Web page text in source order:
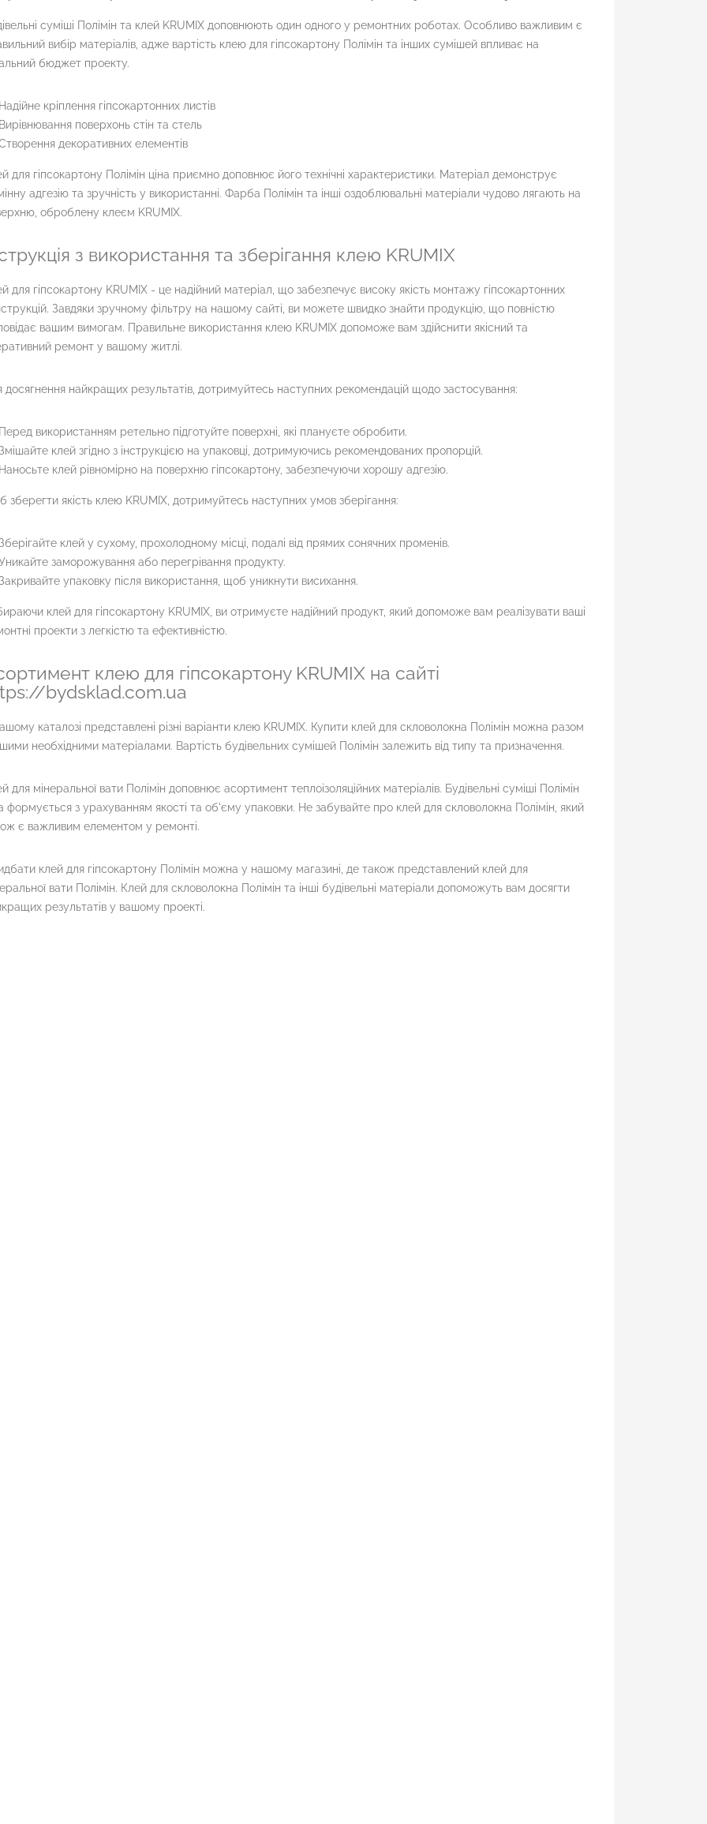
суміші Полімін та клей KRUMIX доповнюють один одного у ремонтних роботах. Особливо важливим є
вибір матеріалів, адже вартість клею для гіпсокартону Полімін та інших сумішей впливає на
бюджет проекту.
Надійне кріплення гіпсокартонних листів
Вирівнювання поверхонь стін та стель
декоративних елементів
для гіпсокартону Полімін ціна приємно доповнює його технічні характеристики. Матеріал демонструє
адгезію та зручність у використанні. Фарба Полімін та інші оздоблювальні матеріали чудово лягають на
оброблену клеєм KRUMIX.
з використання та зберігання клею KRUMIX
для гіпсокартону KRUMIX - це надійний матеріал, що забезпечує високу якість монтажу гіпсокартонних
Завдяки зручному фільтру на нашому сайті, ви можете швидко знайти продукцію, що повністю
вашим вимогам. Правильне використання клею KRUMIX допоможе вам здійснити якісний та
ремонт у вашому житлі.
досягнення найкращих результатів, дотримуйтесь наступних рекомендацій щодо застосування:
Перед використанням ретельно підготуйте поверхні, які плануєте обробити.
Змішайте клей згідно з інструкцією на упаковці, дотримуючись рекомендованих пропорцій.
Наносьте клей рівномірно на поверхню гіпсокартону, забезпечуючи хорошу адгезію.
зберегти якість клею KRUMIX, дотримуйтесь наступних умов зберігання:
Зберігайте клей у сухому, прохолодному місці, подалі від прямих сонячних променів.
заморожування або перегрівання продукту.
Закривайте упаковку після використання, щоб уникнути висихання.
клей для гіпсокартону KRUMIX, ви отримуєте надійний продукт, який допоможе вам реалізувати ваші
проекти з легкістю та ефективністю.
клею для гіпсокартону KRUMIX на сайті
bydsklad.com.ua
каталозі представлені різні варіанти клею KRUMIX. Купити клей для скловолокна Полімін можна разом
необхідними матеріалами. Вартість будівельних сумішей Полімін залежить від типу та призначення.
для мінеральної вати Полімін доповнює асортимент теплоізоляційних матеріалів. Будівельні суміші Полімін
формується з урахуванням якості та об'єму упаковки. Не забувайте про клей для скловолокна Полімін, який
є важливим елементом у ремонті.
клей для гіпсокартону Полімін можна у нашому магазині, де також представлений клей для
вати Полімін. Клей для скловолокна Полімін та інші будівельні матеріали допоможуть вам досягти
результатів у вашому проекті.